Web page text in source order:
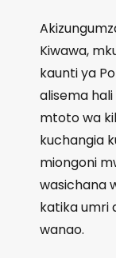
Kiwawa,
kaunti ya
alisema
mtoto wa
kuchangia
miongoni
wasichana
katika umri
wanao.